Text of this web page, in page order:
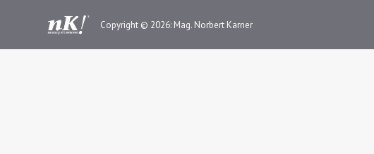
Copyright © 2026: Mag. Norbert Karner